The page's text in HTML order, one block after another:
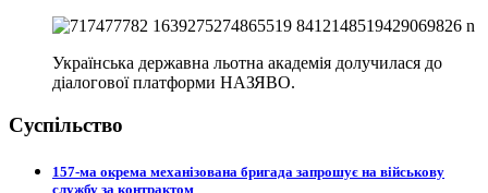
Українська державна льотна академія долучилася до
діалогової платформи НАЗЯВО.
Суспільство
157-ма окрема механізована бригада запрошує на військову
службу за контрактом